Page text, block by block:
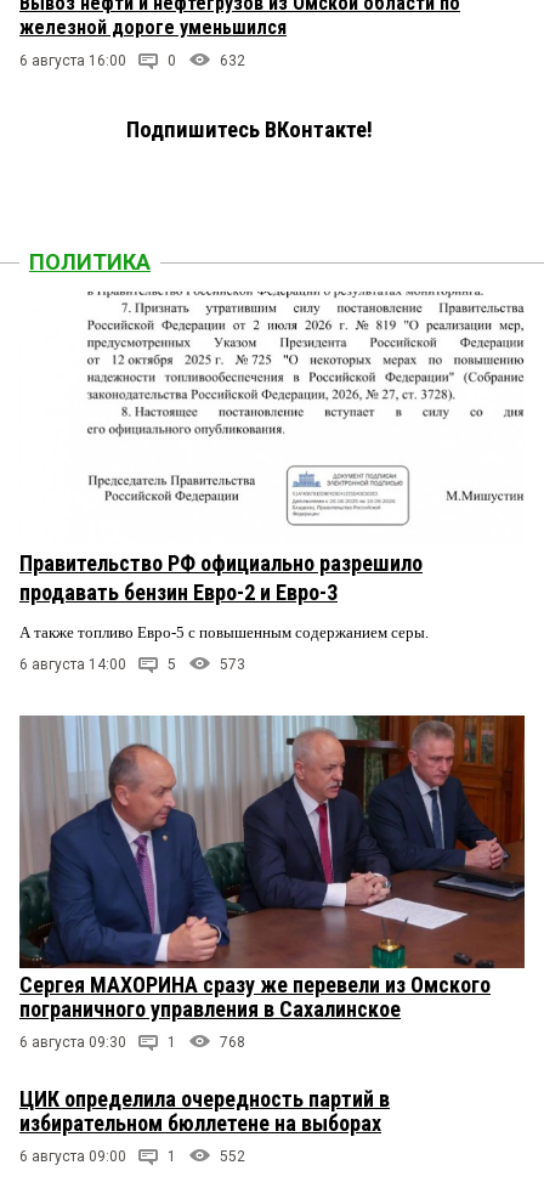
железной дороге уменьшился
6 августа 16:00 0 632
Подпишитесь ВКонтакте!
ПОЛИТИКА
Правительство РФ официально разрешило
продавать бензин Евро-2 и Евро-3
А также топливо Евро-5 с повышенным содержанием серы.
6 августа 14:00 5 573
Сергея МАХОРИНА сразу же перевели из Омского
пограничного управления в Сахалинское
6 августа 09:30 1 768
ЦИК определила очередность партий в
избирательном бюллетене на выборах
6 августа 09:00 1 552